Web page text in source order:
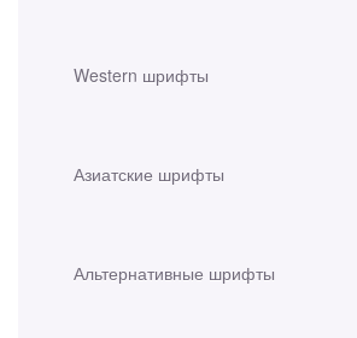
Western шрифты
Азиатские шрифты
Альтернативные шрифты